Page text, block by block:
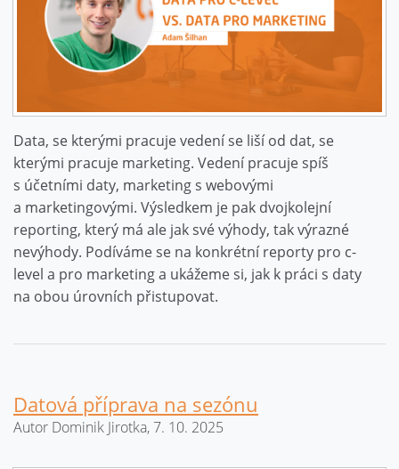
Data, se kterými pracuje vedení se liší od dat, se
kterými pracuje marketing. Vedení pracuje spíš
s účetními daty, marketing s webovými
a marketingovými. Výsledkem je pak dvojkolejní
reporting, který má ale jak své výhody, tak výrazné
nevýhody. Podíváme se na konkrétní reporty pro c-
level a pro marketing a ukážeme si, jak k práci s daty
na obou úrovních přistupovat.
Datová příprava na sezónu
Autor Dominik Jirotka, 7. 10. 2025